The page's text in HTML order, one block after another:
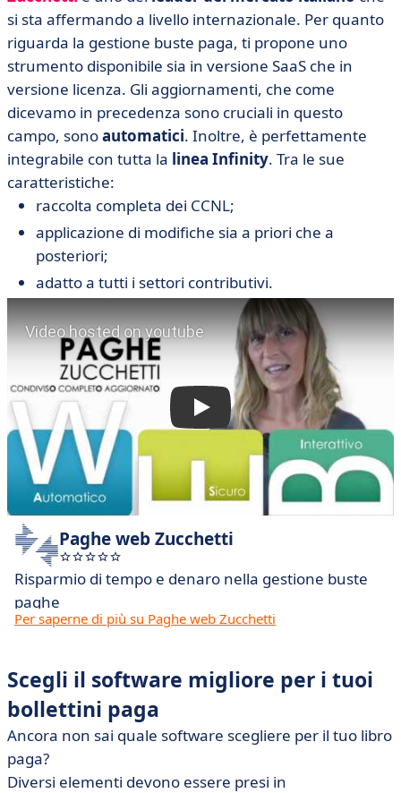
si sta affermando a livello internazionale. Per quanto
riguarda la gestione buste paga, ti propone uno
strumento disponibile sia in versione SaaS che in
versione licenza. Gli aggiornamenti, che come
dicevamo in precedenza sono cruciali in questo
campo, sonoautomatici. Inoltre, è perfettamente
integrabile con tutta la linea Infinity. Tra le sue
caratteristiche:
raccolta completa dei CCNL;
applicazione di modifiche sia a priori che a
posteriori;
adatto a tutti i settori contributivi.
Paghe web Zucchetti
Risparmio di tempo e denaro nella gestione buste
paghe
Per saperne di più su Paghe web Zucchetti
Scegli il software migliore per i tuoi
bollettini paga
Ancora non sai quale software scegliere per il tuo libro
paga?
Diversi elementi devono essere presi in